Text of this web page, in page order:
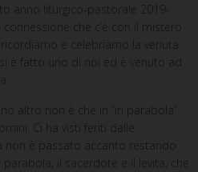
anno liturgico-pastorale 2019-
che c’è con il mistero
e celebriamo la venuta
si è fatto uno di noi ed è venuto ad
altro non è che in “in parabola”
Ci ha visti feriti dalle
non è passato accanto restando
il sacerdote e il levita, che